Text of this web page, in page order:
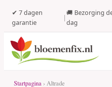
✔ 7 dagen
garantie
|
🚚 Bezorging
dag
Startpagina › Altrade